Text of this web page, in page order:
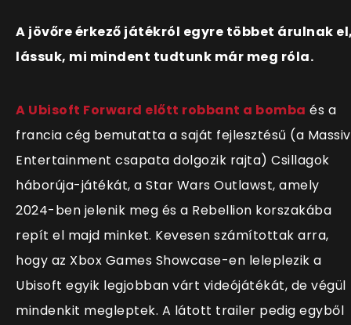
A jövőre érkező játékról egyre többet árulnak
lássuk, mi mindent tudtunk már meg róla.
A Ubisoft Forward előtt robbant a bomba és a
francia cég bemutatta a saját fejlesztésű (a
Entertainment csapata dolgozik rajta) Csillagok
háborúja-játékát, a Star Wars Outlawst, amely
2024-ben jelenik meg és a Rebellion korszakába
repít el majd minket. Kevesen számítottak arra,
hogy az Xbox Games Showcase-en leleplezik a
Ubisoft egyik legjobban várt videójátékát, de végül
mindenkit megleptek. A látott trailer pedig egyből